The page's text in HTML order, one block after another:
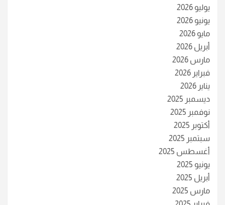
يوليو 2026
يونيو 2026
مايو 2026
أبريل 2026
مارس 2026
فبراير 2026
يناير 2026
ديسمبر 2025
نوفمبر 2025
أكتوبر 2025
سبتمبر 2025
أغسطس 2025
يونيو 2025
أبريل 2025
مارس 2025